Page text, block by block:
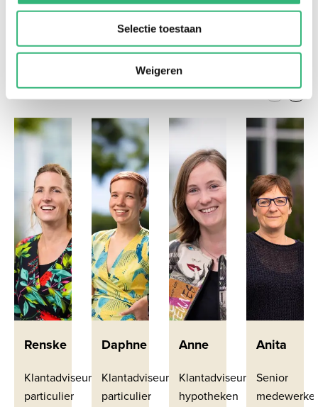
Selectie toestaan
Weigeren
Onze medewerkers
Renske
Klantadviseur
particulier
Daphne
Klantadviseur
particulier
Anne
Klantadviseur
hypotheken
Anita
Senior
medewerker